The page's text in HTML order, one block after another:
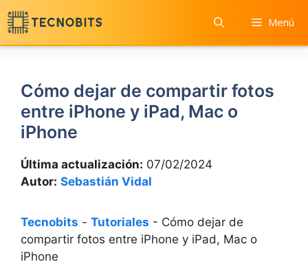
Saltar
al
contenido
Menú
Cómo dejar de compartir fotos
entre iPhone y iPad, Mac o
iPhone
Última actualización: 07/02/2024
Autor: Sebastián Vidal
Tecnobits - Tutoriales - Cómo dejar de
compartir fotos entre iPhone y iPad, Mac o
iPhone